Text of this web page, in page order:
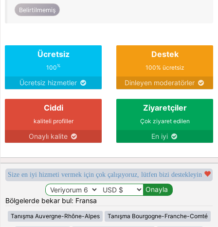
Belirtilmemiş
Ücretsiz
100%
Ücretsiz hizmetler
Destek
100% ücretsiz
Dinleyen moderatörler
Ciddi
kaliteli profiller
Onaylı kalite
Ziyaretçiler
Çok ziyaret edilen
En iyi
Size en iyi hizmeti vermek için çok çalışıyoruz, lütfen bizi destekleyin
Bölgelerde bekar bul: Fransa
Tanışma Auvergne-Rhône-Alpes Tanışma Bourgogne-Franche-Comté